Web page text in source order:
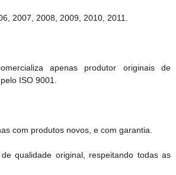
2007, 2008, 2009, 2010, 2011.
apenas produtor originais de
ISO 9001.
com produtos novos, e com garantia.
qualidade original, respeitando todas as